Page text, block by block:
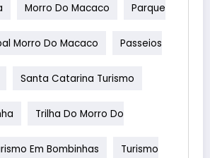
Morro Do Macaco Parque
Morro Do Macaco Passeios
Santa Catarina Turismo
Trilha Do Morro Do
Em Bombinhas Turismo